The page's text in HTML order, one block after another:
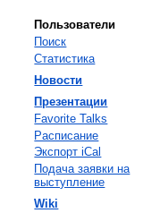
Пользователи
Поиск
Статистика
Новости
Презентации
Favorite Talks
Расписание
Экспорт iCal
Подача заявки на
выступление
Wiki